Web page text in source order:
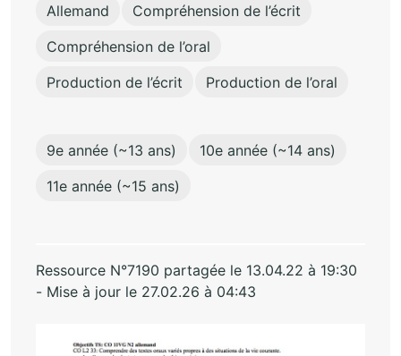
Allemand
Compréhension de l’écrit
Compréhension de l’oral
Production de l’écrit
Production de l’oral
9e année (~13 ans)
10e année (~14 ans)
11e année (~15 ans)
Ressource N°7190 partagée le 13.04.22 à 19:30
- Mise à jour le 27.02.26 à 04:43